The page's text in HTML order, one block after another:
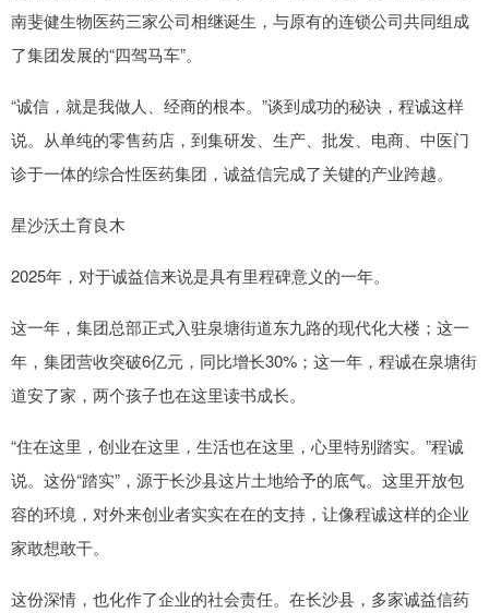
南斐健生物医药三家公司相继诞生，与原有的连锁公司共同组成
了集团发展的“四驾马车”。
“诚信，就是我做人、经商的根本。”谈到成功的秘诀，程诚这样
说。从单纯的零售药店，到集研发、生产、批发、电商、中医门
诊于一体的综合性医药集团，诚益信完成了关键的产业跨越。
星沙沃土育良木
2025年，对于诚益信来说是具有里程碑意义的一年。
这一年，集团总部正式入驻泉塘街道东九路的现代化大楼；这一
年，集团营收突破6亿元，同比增长30%；这一年，程诚在泉塘街
道安了家，两个孩子也在这里读书成长。
“住在这里，创业在这里，生活也在这里，心里特别踏实。”程诚
说。这份“踏实”，源于长沙县这片土地给予的底气。这里开放包
容的环境，对外来创业者实实在在的支持，让像程诚这样的企业
家敢想敢干。
这份深情，也化作了企业的社会责任。在长沙县，多家诚益信药